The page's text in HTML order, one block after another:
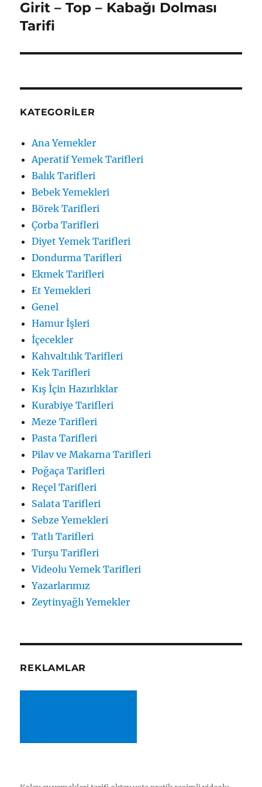
Sonraki
yazı:
Girit – Top – Kabağı Dolması
Tarifi
KATEGORILER
Ana Yemekler
Aperatif Yemek Tarifleri
Balık Tarifleri
Bebek Yemekleri
Börek Tarifleri
Çorba Tarifleri
Diyet Yemek Tarifleri
Dondurma Tarifleri
Ekmek Tarifleri
Et Yemekleri
Genel
Hamur İşleri
İçecekler
Kahvaltılık Tarifleri
Kek Tarifleri
Kış İçin Hazırlıklar
Kurabiye Tarifleri
Meze Tarifleri
Pasta Tarifleri
Pilav ve Makarna Tarifleri
Poğaça Tarifleri
Reçel Tarifleri
Salata Tarifleri
Sebze Yemekleri
Tatlı Tarifleri
Turşu Tarifleri
Videolu Yemek Tarifleri
Yazarlarımız
Zeytinyağlı Yemekler
REKLAMLAR